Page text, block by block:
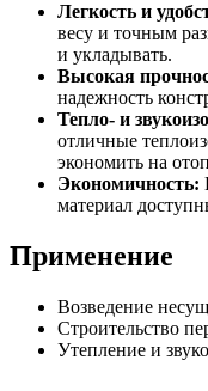
Легкость и
весу и точным
и укладывать.
Высокая
надежность
Тепло- и
отличные
экономить на
Экономичность:
материал
Применение
Возведение
Строительство
Утепление и